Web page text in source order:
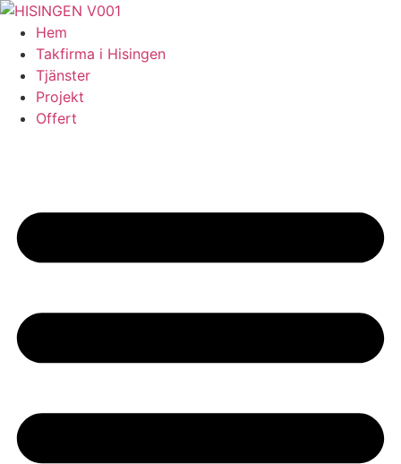
Skip
content
Hem
Takfirma i Hisingen
Tjänster
Projekt
Offert